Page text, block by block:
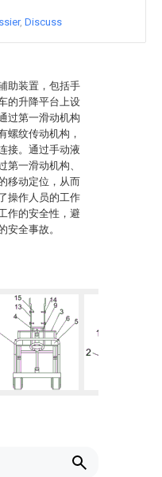
助装置，包括手
的升降平台上设
过第一滑动机构
螺纹传动机构，
接。通过手动液
第一滑动机构、
移动定位，从而
操作人员的工作
作的安全性，避
安全事故。
Discuss